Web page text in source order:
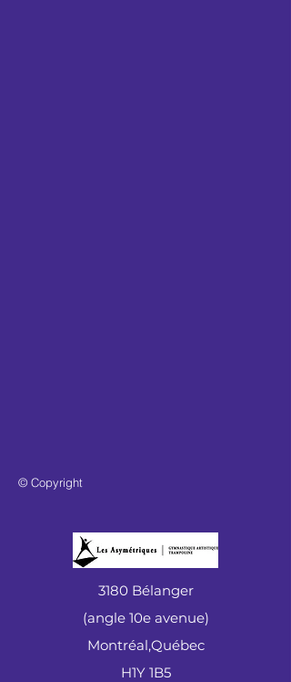
© Copyright
3180 Bélanger
(angle 10e avenue)
Montréal,Québec
H1Y 1B5